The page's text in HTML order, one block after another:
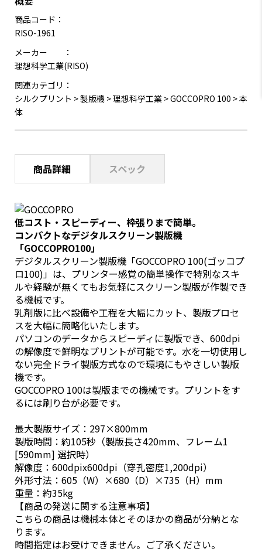
商品コード：
RISO-1961
メーカー ：
理想科学工業(RISO)
関連カテゴリ：
シルクプリント >製版機 >理想科学工業 >GOCCOPRO 100 >本
体
商品詳細 スペック
低コスト・スピーディー、枠張りまで簡単。
コンパクトなデジタルスクリーン製版機
「GOCCOPRO100」
デジタルスクリーン製版機「GOCCOPRO 100(ゴッコプ
ロ100)」は、プリンター感覚の簡単操作で特別なスキ
ルや経験が無くてもお気軽にスクリーン製版が作製でき
る機械です。
乳剤版に比べ設備や工程を大幅にカット、製版プロセ
スを大幅に簡略化いたします。
パソコンのデータからスピーディに製版でき、600dpi
の解像度で鮮明なプリントが可能です。水を一切使用し
ない完全ドライ製版方式なので環境にもやさしい製版
機です。
GOCCOPRO 100は製版までの機械です。プリントをす
るには刷り台が必要です。
最大製版サイズ：297×800mm
製版時間：約105秒（製版長さ420mm、フレーム1
[590mm] 選択時）
解像度：600dpix600dpi（穿孔密度1,200dpi）
外形寸法：605（W）×680（D）×735（H）mm
重量：約35kg
【商品の発送に関する注意事項】
こちらの商品は機械本体とそのほかの商品が分納とな
ります。
時間指定はお受けできません。ご了承ください。